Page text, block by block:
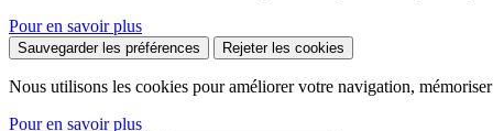
Pour en savoir plus
Sauvegarder les préférences Rejeter les cookies
Nous utilisons les cookies pour améliorer votre navigation,
Pour en savoir plus